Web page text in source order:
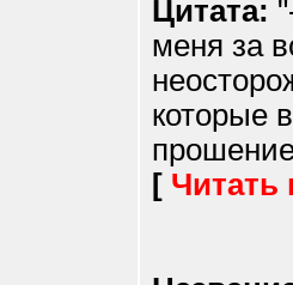
Цитата:
меня за
которые
[ Читать